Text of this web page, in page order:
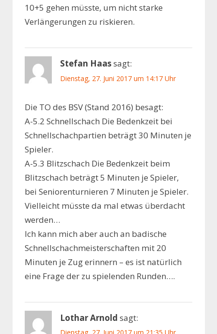
10+5 gehen müsste, um nicht starke
Verlängerungen zu riskieren.
Stefan Haassagt:
Dienstag, 27. Juni 2017 um 14:17 Uhr
Die TO des BSV (Stand 2016) besagt:
A-5.2 Schnellschach Die Bedenkzeit bei
Schnellschachpartien beträgt 30 Minuten je
Spieler.
A-5.3 Blitzschach Die Bedenkzeit beim
Blitzschach beträgt 5 Minuten je Spieler,
bei Seniorenturnieren 7 Minuten je Spieler.
Vielleicht müsste da mal etwas überdacht
werden…
Ich kann mich aber auch an badische
Schnellschachmeisterschaften mit 20
Minuten je Zug erinnern – es ist natürlich
eine Frage der zu spielenden Runden….
Lothar Arnold sagt: